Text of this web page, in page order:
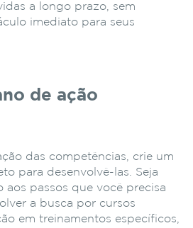
a longo prazo, sem
imediato para seus
de ação
das competências, crie um
para desenvolvê-las. Seja
aos passos que você precisa
a busca por cursos
em treinamentos específicos,